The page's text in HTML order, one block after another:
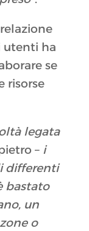
utenti ha
se
risorse
legata
– i
differenti
bastato
un
o